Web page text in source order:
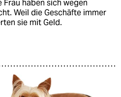
Frau haben sich wegen
Weil die Geschäfte immer
sie mit Geld.